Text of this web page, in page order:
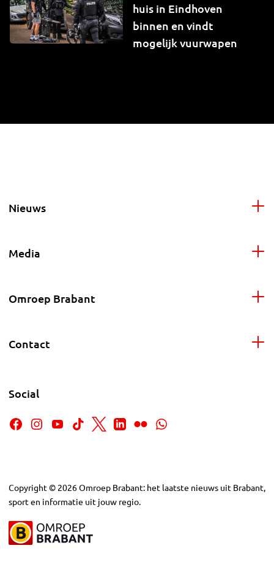
huis in Eindhoven
binnen en vindt
mogelijk vuurwapen
Nieuws
Media
Omroep Brabant
Contact
Social
Copyright © 2026Omroep Brabant: het laatste nieuws uit Brabant,
sport en informatie uit jouw regio.